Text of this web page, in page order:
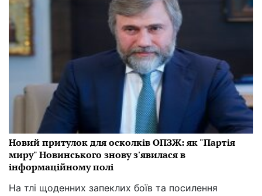
Новий притулок для осколків ОПЗЖ: як "Партія
миру" Новинського знову з'явилася в
інформаційному полі
На тлі щоденних запеклих боїв та посилення